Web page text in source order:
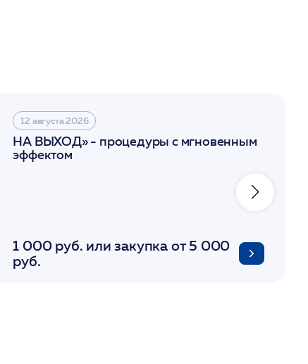
12 августа 2026
НА ВЫХОД» - процедуры с мгновенным
эффектом
1 000 руб. или закупка от 5 000
руб.